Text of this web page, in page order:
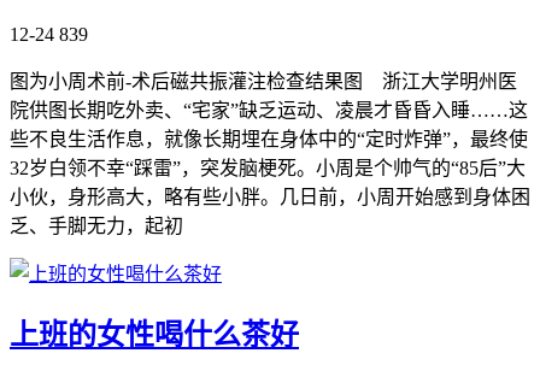
12-24 839
图为小周术前-术后磁共振灌注检查结果图 浙江大学明州医
院供图长期吃外卖、“宅家”缺乏运动、凌晨才昏昏入睡……这
些不良生活作息，就像长期埋在身体中的“定时炸弹”，最终使
32岁白领不幸“踩雷”，突发脑梗死。小周是个帅气的“85后”大
小伙，身形高大，略有些小胖。几日前，小周开始感到身体困
乏、手脚无力，起初
上班的女性喝什么茶好